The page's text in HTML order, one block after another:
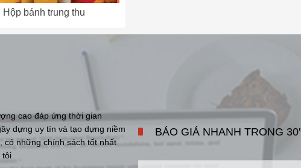
Hộp bánh trung thu
cao đáp ứng thời gian
dựng uy tín và tạo dựng niềm
có những chính sách tốt nhất
tôi
BÁO GIÁ NHANH TRONG 30'